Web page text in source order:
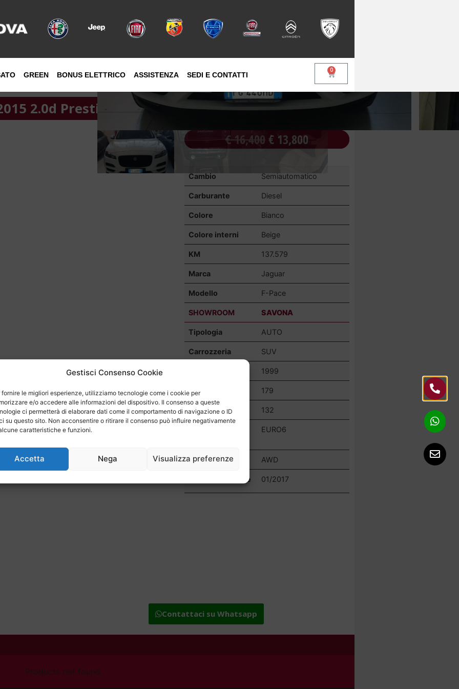
Gestisci Consenso Cookie
fornire le migliori esperienze, utilizziamo tecnologie come i cookie per
e/o accedere alle informazioni del dispositivo. Il consenso a queste
ci permetterà di elaborare dati come il comportamento di navigazione o ID
su questo sito. Non acconsentire o ritirare il consenso può influire negativamente
caratteristiche e funzioni.
Accetta Nega Visualizza preferenze
GREEN BONUS ELETTRICO ASSISTENZA SEDI E CONTATTI
0
2015 2.0d Prestige awd 180cv auto
€16,400€ 13,800
Cambio Semiautomatico
Carburante Diesel
Colore Bianco
Colore interni Beige
KM 137.579
Marca Jaguar
Modello F-Pace
SHOWROOM SAVONA
Tipologia AUTO
Carrozzeria SUV
1999
CV 179
KW 132
EURO6
Trazione AWD
Immatricolazione 01/2017
Contattaci su Whatsapp
Products not found